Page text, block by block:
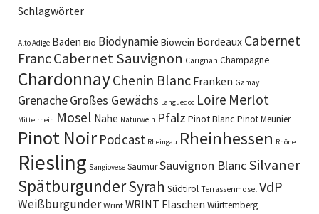
Schlagwörter
Alto Adige Baden Bio BiodynamieBiowein Bordeaux Cabernet
FrancCabernet Sauvignon Carignan Champagne
ChardonnayChenin Blanc Franken Gamay
GrenacheGroßes Gewächs Languedoc Loire Merlot
Mittelrhein Mosel Nahe Naturwein Pfalz Pinot Blanc Pinot Meunier
Pinot Noir Podcast Rheingau Rheinhessen Rhône
Riesling Sangiovese SaumurSauvignon BlancSilvaner
SpätburgunderSyrah Südtirol Terrassenmosel VdP
Weißburgunder Wrint WRINT Flaschen Württemberg